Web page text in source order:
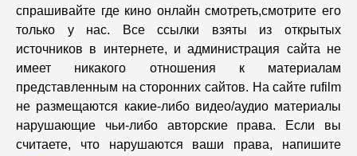
спрашивайте где кино онлайн смотреть,cмотрите его
только у нас. Все ссылки взяты из открытых
источников в интернете, и администрация сайта не
имеет никакого отношения к материалам
представленным на сторонних сайтов. На сайте rufilm
не размещаются какие-либо видео/аудио материалы
нарушающие чьи-либо авторские права. Если вы
считаете, что нарушаются ваши права, напишите